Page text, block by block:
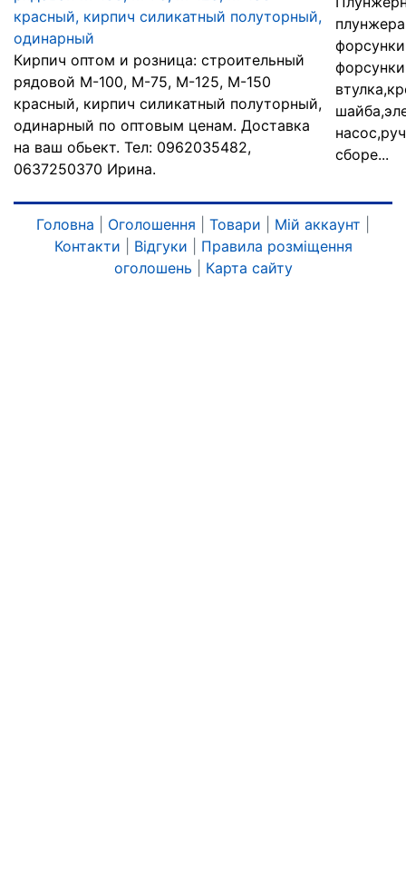
красный, кирпич силикатный полуторный,
одинарный
Кирпич оптом и розница: строительный
рядовой М-100, М-75, М-125, М-150
красный, кирпич силикатный полуторный,
одинарный по оптовым ценам. Доставка
на ваш обьект. Тел: 0962035482,
0637250370 Ирина.
сборе...
Головна Оголошення Товари Мій аккаунт
Контакти
Відгуки
Правила розміщення
оголошень
Карта сайту